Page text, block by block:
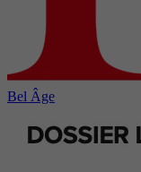
Bel Âge